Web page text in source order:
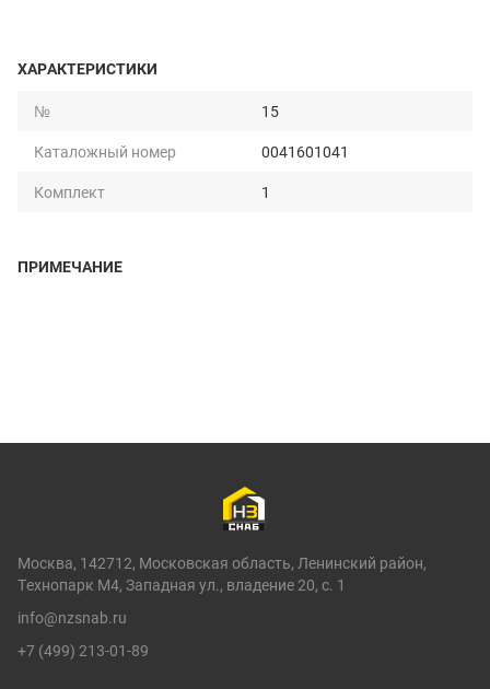
ХАРАКТЕРИСТИКИ
№
15
Каталожный номер
0041601041
Комплект
1
ПРИМЕЧАНИЕ
Москва, 142712, Московская область, Ленинский район,
Технопарк М4, Западная ул., владение 20, с. 1
info@nzsnab.ru
+7 (499) 213-01-89